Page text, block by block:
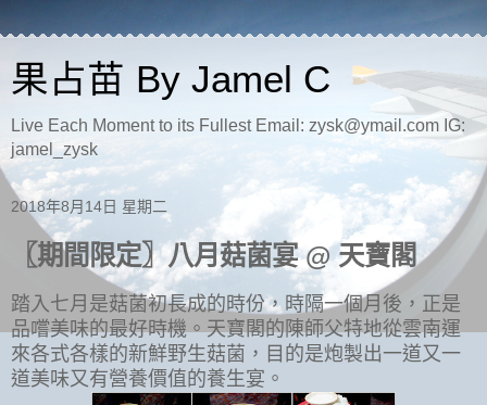
果占苗 By Jamel C
Live Each Moment to its Fullest Email: zysk@ymail.com IG:
jamel_zysk
2018年8月14日 星期二
〖期間限定〗八月菇菌宴 @ 天寶閣
踏入七月是菇菌初長成的時份，時隔一個月後，正是
品嚐美味的最好時機。天寶閣的陳師父特地從雲南運
來各式各樣的新鮮野生菇菌，目的是炮製出一道又一
道美味又有營養價值的養生宴。